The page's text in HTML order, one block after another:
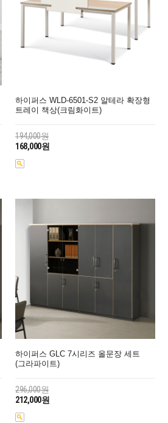
하이퍼스 WLD-6501-S2 알테라 확장형
트레이 책상(크림화이트)
194,000원
168,000원
하이퍼스 GLC 7시리즈 올문장 세트
(그라파이트)
296,000원
212,000원